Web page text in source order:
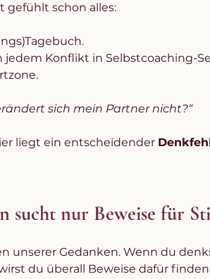
gefühlt schon alles:
Konflikt in Selbstcoaching-
sich mein Partner nicht?“
liegt ein entscheidender
sucht nur Beweise für
unserer Gedanken. Wenn du
du überall Beweise dafür